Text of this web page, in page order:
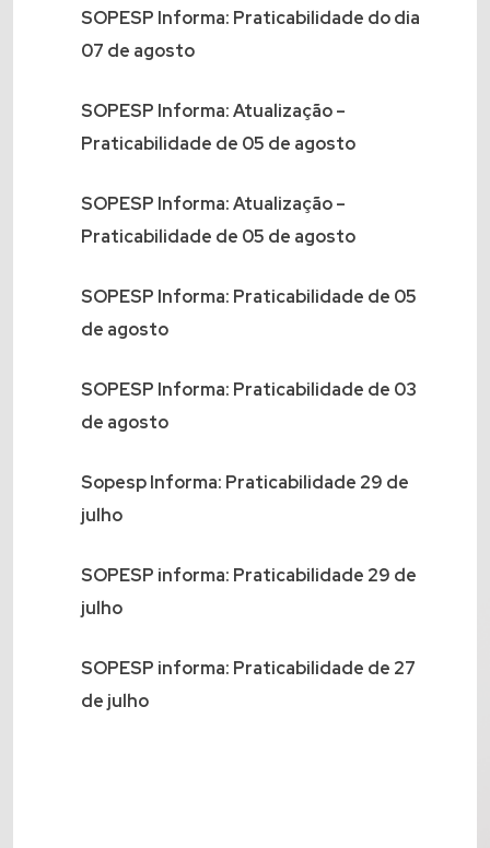
SOPESP Informa: Praticabilidade do dia
07 de agosto
SOPESP Informa: Atualização –
Praticabilidade de 05 de agosto
SOPESP Informa: Atualização –
Praticabilidade de 05 de agosto
SOPESP Informa: Praticabilidade de 05
de agosto
SOPESP Informa: Praticabilidade de 03
de agosto
Sopesp Informa: Praticabilidade 29 de
julho
SOPESP informa: Praticabilidade 29 de
julho
SOPESP informa: Praticabilidade de 27
de julho